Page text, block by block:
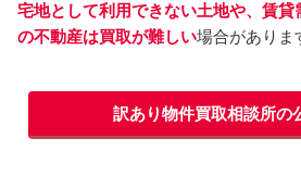
宅地として利用できない土地や、賃
の不動産は買取が難しい場合がありま
訳あり物件買取相談所の